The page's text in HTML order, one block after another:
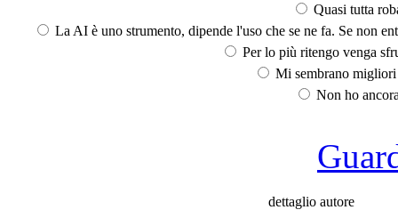
Quasi tutta
La AI è uno strumento, dipende l'uso che se ne fa. Se non
Per lo più ritengo venga
Mi sembrano
Non ho
dettaglio autore